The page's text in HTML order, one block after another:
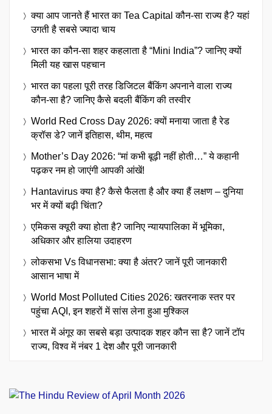
क्या आप जानते हैं भारत का Tea Capital कौन-सा राज्य है? यहां
उगती है सबसे ज्यादा चाय
भारत का कौन-सा शहर कहलाता है “Mini India”? जानिए क्यों
मिली यह खास पहचान
भारत का पहला पूरी तरह डिजिटल बैंकिंग अपनाने वाला राज्य
कौन-सा है? जानिए कैसे बदली बैंकिंग की तस्वीर
World Red Cross Day 2026: क्यों मनाया जाता है रेड
क्रॉस डे? जानें इतिहास, थीम, महत्व
Mother’s Day 2026: “मां कभी बूढ़ी नहीं होती…” ये कहानी
पढ़कर नम हो जाएंगी आपकी आंखें!
Hantavirus क्या है? कैसे फैलता है और क्या हैं लक्षण – दुनिया
भर में क्यों बढ़ी चिंता?
एमिकस क्यूरी क्या होता है? जानिए न्यायपालिका में भूमिका,
अधिकार और हालिया उदाहरण
लोकसभा Vs विधानसभा: क्या है अंतर? जानें पूरी जानकारी
आसान भाषा में
World Most Polluted Cities 2026: खतरनाक स्तर पर
पहुंचा AQI, इन शहरों में सांस लेना हुआ मुश्किल
भारत में अंगूर का सबसे बड़ा उत्पादक शहर कौन सा है? जानें टॉप
राज्य, विश्व में नंबर 1 देश और पूरी जानकारी